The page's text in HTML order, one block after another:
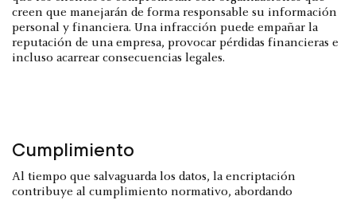
creen que manejarán de forma responsable su información
personal y financiera. Una infracción puede empañar la
reputación de una empresa, provocar pérdidas financieras e
incluso acarrear consecuencias legales.
Cumplimiento
Al tiempo que salvaguarda los datos, la encriptación
contribuye al cumplimiento normativo, abordando